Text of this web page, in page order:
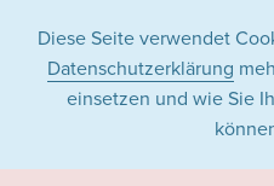
Diese Seite verwendet
Datenschutzerklärung
einsetzen und wie Sie